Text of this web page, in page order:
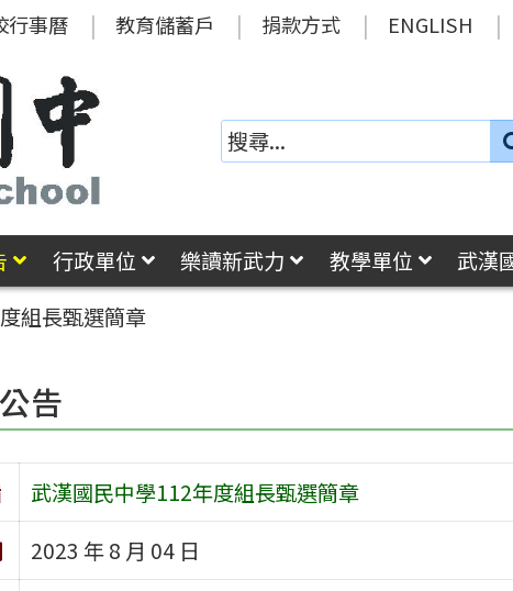
行事曆 教育儲蓄戶 捐款方式 ENGLISH
行政單位 樂讀新武力 教學單位 武漢
組長甄選簡章
告
武漢國民中學112年度組長甄選簡章
2023 年 8 月 04 日